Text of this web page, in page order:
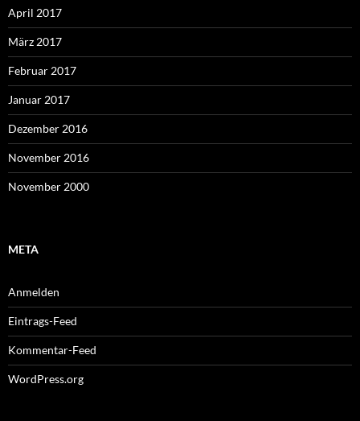
April 2017
März 2017
Februar 2017
Januar 2017
Dezember 2016
November 2016
November 2000
META
Anmelden
Eintrags-Feed
Kommentar-Feed
WordPress.org